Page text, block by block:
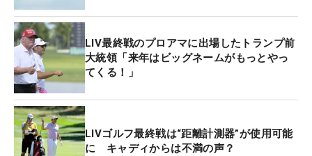
ュGCが合計4オーバーで3位、
ゼン（南アフリカ）のスティンガーGCが合計10オ
ーバーで4位となった。
優勝チームは1600万ドル（約24億円）、ひとり400
万ドル（約6億円）を獲得した。
LIV最終戦のプロアマに出場したトランプ前
大統領「来年はビッグネームがもっとやっ
てくる！」
LIVゴルフ最終戦は“距離計測器”が使用可能
に キャディからは不満の声？